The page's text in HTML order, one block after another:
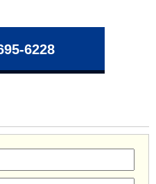
6228